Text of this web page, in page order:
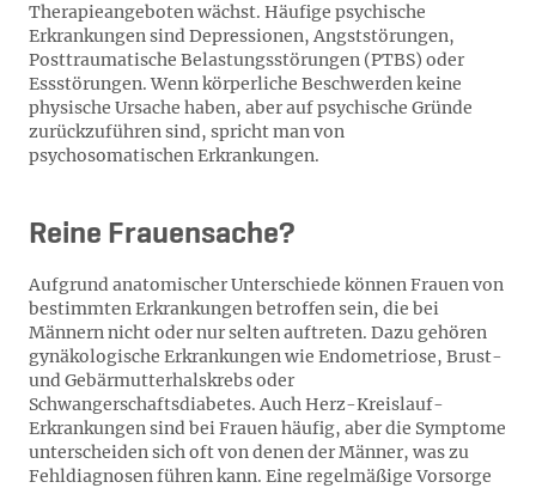
Therapieangeboten wächst. Häufige psychische
Erkrankungen sind Depressionen, Angststörungen,
Posttraumatische Belastungsstörungen (PTBS) oder
Essstörungen. Wenn körperliche Beschwerden keine
physische Ursache haben, aber auf psychische Gründe
zurückzuführen sind, spricht man von
psychosomatischen Erkrankungen.
Reine Frauensache?
Aufgrund anatomischer Unterschiede können Frauen von
bestimmten Erkrankungen betroffen sein, die bei
Männern nicht oder nur selten auftreten. Dazu gehören
gynäkologische Erkrankungen wie Endometriose, Brust-
und Gebärmutterhalskrebs oder
Schwangerschaftsdiabetes. Auch Herz-Kreislauf-
Erkrankungen sind bei Frauen häufig, aber die Symptome
unterscheiden sich oft von denen der Männer, was zu
Fehldiagnosen führen kann. Eine regelmäßige Vorsorge